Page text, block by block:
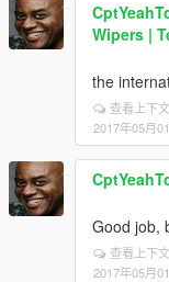
Wipers |
the
查看上下文
2017年05月
Good job,
查看上下文
2017年05月